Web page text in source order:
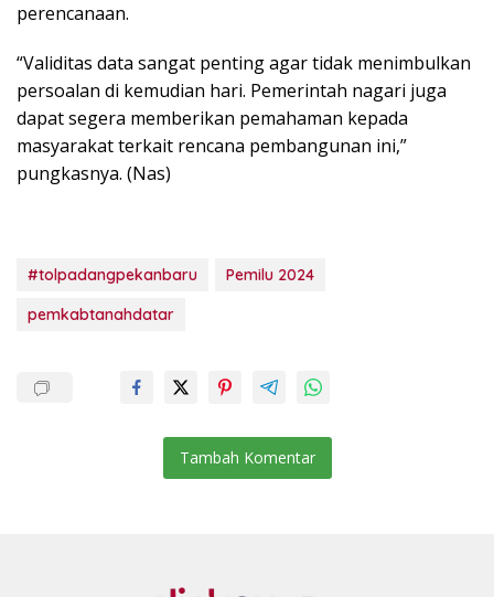
perencanaan.
“Validitas data sangat penting agar tidak menimbulkan
persoalan di kemudian hari. Pemerintah nagari juga
dapat segera memberikan pemahaman kepada
masyarakat terkait rencana pembangunan ini,”
pungkasnya. (Nas)
#tolpadangpekanbaru
Pemilu 2024
pemkabtanahdatar
Tambah Komentar